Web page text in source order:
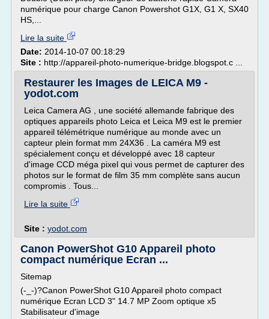
numérique pour charge Canon Powershot G1X, G1 X, SX40
HS,...
Lire la suite
Date: 2014-10-07 00:18:29
Site : http://appareil-photo-numerique-bridge.blogspot.c ...
Restaurer les Images de LEICA M9 -
yodot.com
Leica Camera AG , une société allemande fabrique des
optiques appareils photo Leica et Leica M9 est le premier
appareil télémétrique numérique au monde avec un
capteur plein format mm 24X36 . La caméra M9 est
spécialement conçu et développé avec 18 capteur
d'image CCD méga pixel qui vous permet de capturer des
photos sur le format de film 35 mm complète sans aucun
compromis . Tous...
Lire la suite
Site : yodot.com
Canon PowerShot G10 Appareil photo
compact numérique Ecran ...
Sitemap
(-_-)?Canon PowerShot G10 Appareil photo compact
numérique Ecran LCD 3" 14.7 MP Zoom optique x5
Stabilisateur d'image